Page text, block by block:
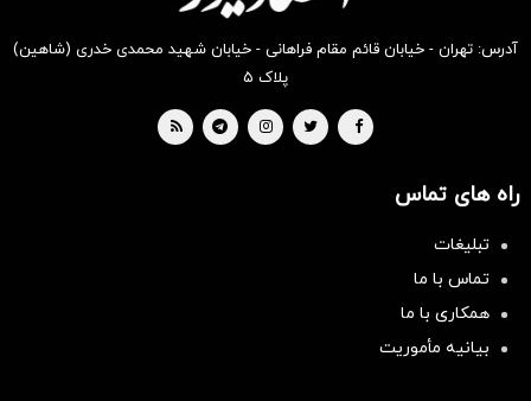
آدرس: تهران - خیابان قائم مقام فراهانی - خیابان شهید محمدی خدری (شاهین)
پلاک ۵
راه های تماس
تبلیغات
تماس با ما
همکاری با ما
بیانیه مأموریت